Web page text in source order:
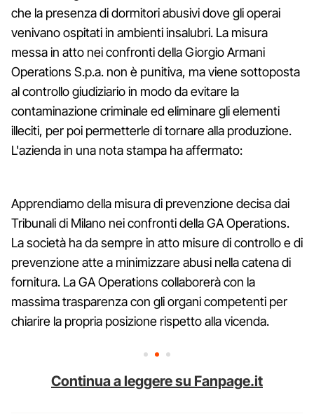
che la presenza di dormitori abusivi dove gli operai
venivano ospitati in ambienti insalubri. La misura
messa in atto nei confronti della Giorgio Armani
Operations S.p.a. non è punitiva, ma viene sottoposta
al controllo giudiziario in modo da evitare la
contaminazione criminale ed eliminare gli elementi
illeciti, per poi permetterle di tornare alla produzione.
L'azienda in una nota stampa ha affermato:
Apprendiamo della misura di prevenzione decisa dai
Tribunali di Milano nei confronti della GA Operations.
La società ha da sempre in atto misure di controllo e di
prevenzione atte a minimizzare abusi nella catena di
fornitura. La GA Operations collaborerà con la
massima trasparenza con gli organi competenti per
chiarire la propria posizione rispetto alla vicenda.
Continua a leggere su Fanpage.it